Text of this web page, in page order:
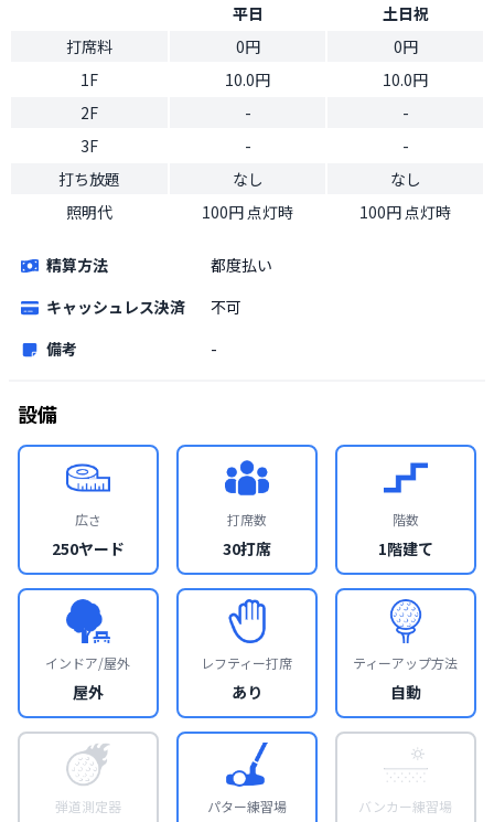
平日
土日祝
打席料
0円
0円
1F
10.0円
10.0円
2F
-
-
3F
-
-
打ち放題
なし
なし
照明代
100円 点灯時 100円 点灯時
精算方法
都度払い
キャッシュレス決済
不可
備考
-
設備
広さ
250ヤード
打席数
30打席
階数
1階建て
インドア/屋外
屋外
レフティー打席
あり
ティーアップ方法
自動
弾道測定器 パター練習場 バンカー練習場